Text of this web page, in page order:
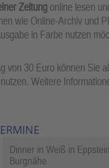
Zeitung online lesen
wie Online-Archiv und
in Farbe nutzen
von 30 Euro können Sie
Weitere
Dinner in Weiß in Eppstein
Burgnähe